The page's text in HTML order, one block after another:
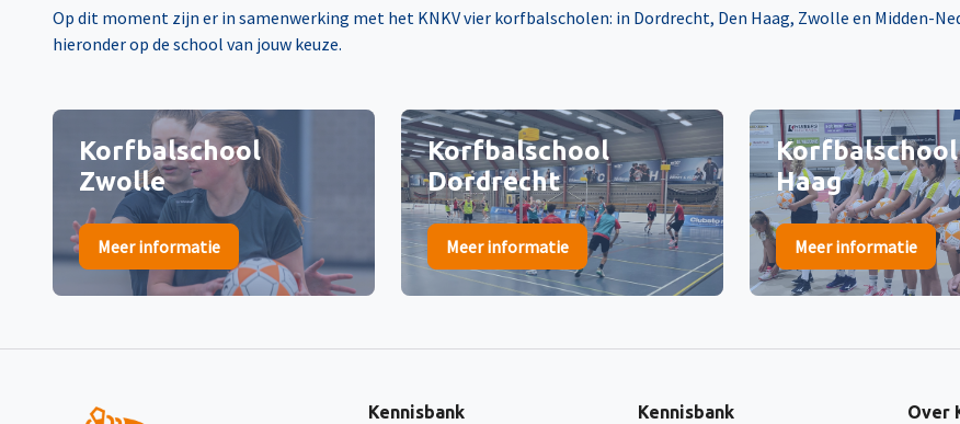
Op dit moment zijn er in samenwerking met het KNKV vier korfbalscholen: in Dordrecht, Den Haag, Zwolle en Midden-
hieronder op de school van jouw keuze.
Korfbalschool
Zwolle
Meer informatie
Korfbalschool
Dordrecht
Meer informatie
Korfbalschool
Haag
Meer informatie
Kennisbank Kennisbank Over